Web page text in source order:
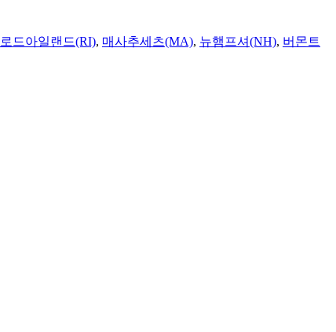
로드아일랜드(RI), 매사추세츠(MA), 뉴햄프셔(NH), 버몬트